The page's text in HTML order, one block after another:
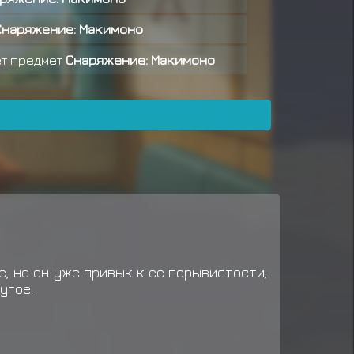
Макимоно
предмет Снаряжение: Макимоно
за миссию ранга C
C ранга
миссии C ранга
но он уже привык к её порывистости,